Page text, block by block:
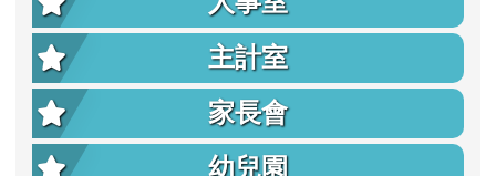
主計室
家長會
幼兒園